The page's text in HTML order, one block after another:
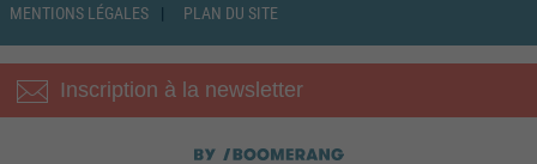
MENTIONS LÉGALES PLAN DU SITE
Inscription à la newsletter